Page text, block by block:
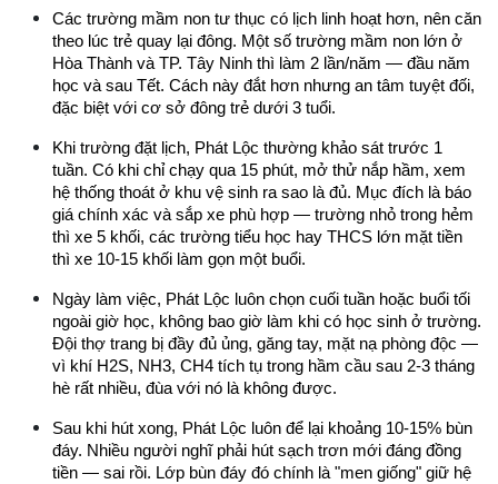
Các trường mầm non tư thục có lịch linh hoạt hơn, nên căn
theo lúc trẻ quay lại đông. Một số trường mầm non lớn ở
Hòa Thành và TP. Tây Ninh thì làm 2 lần/năm — đầu năm
học và sau Tết. Cách này đắt hơn nhưng an tâm tuyệt đối,
đặc biệt với cơ sở đông trẻ dưới 3 tuổi.
Khi trường đặt lịch, Phát Lộc thường khảo sát trước 1
tuần. Có khi chỉ chạy qua 15 phút, mở thử nắp hầm, xem
hệ thống thoát ở khu vệ sinh ra sao là đủ. Mục đích là báo
giá chính xác và sắp xe phù hợp — trường nhỏ trong hẻm
thì xe 5 khối, các trường tiểu học hay THCS lớn mặt tiền
thì xe 10-15 khối làm gọn một buổi.
Ngày làm việc, Phát Lộc luôn chọn cuối tuần hoặc buổi tối
ngoài giờ học, không bao giờ làm khi có học sinh ở trường.
Đội thợ trang bị đầy đủ ủng, găng tay, mặt nạ phòng độc —
vì khí H2S, NH3, CH4 tích tụ trong hầm cầu sau 2-3 tháng
hè rất nhiều, đùa với nó là không được.
Sau khi hút xong, Phát Lộc luôn để lại khoảng 10-15% bùn
đáy. Nhiều người nghĩ phải hút sạch trơn mới đáng đồng
tiền — sai rồi. Lớp bùn đáy đó chính là "men giống" giữ hệ